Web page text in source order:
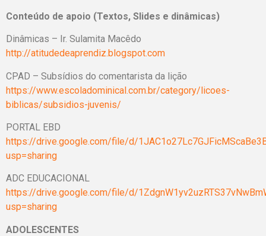
Conteúdo de apoio (Textos, Slides e dinâmicas)
Dinâmicas – Ir. Sulamita Macêdo
http://atitudedeaprendiz.blogspot.com
CPAD – Subsídios do comentarista da lição
https://www.escoladominical.com.br/category/licoes-
biblicas/subsidios-juvenis/
PORTAL EBD
https://drive.google.com/file/d/
usp=sharing
ADC EDUCACIONAL
https://drive.google.com/file/d/
usp=sharing
ADOLESCENTES